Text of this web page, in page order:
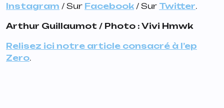
Instagram / Sur Facebook / Sur Twitter.
Arthur Guillaumot / Photo : Vivi Hmwk
Relisez ici notre article consacré à l’ep
Zero.